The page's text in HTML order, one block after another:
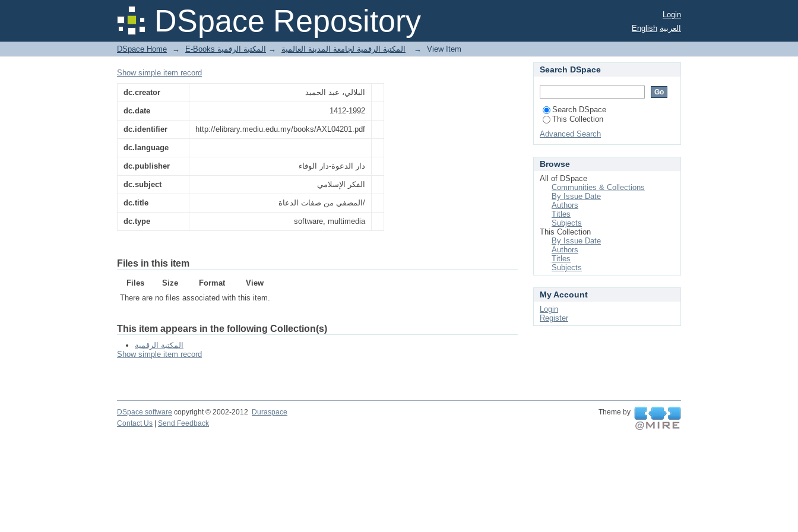
DSpace Repository
Login
English العربية
DSpace Home → E-Books المكتبة الرقمية لجامعة المدينة العالمية → المكتبة الرقمية → View Item
Show simple item record
dc.creator البلالي، عبد الحميد
dc.date 1412-1992
dc.identifier http://elibrary.mediu.edu.my/books/AXL04201.pdf
dc.language
dc.publisher دار الدعوة-دار الوفاء
dc.subject الفكر الإسلامي
dc.title المصفي من صفات الدعاة/
dc.type software, multimedia
Files in this item
Files Size Format
View
There are no files associated with this item.
This item appears in the following Collection(s)
المكتبة الرقمية
Show simple item record
Search DSpace
Search DSpace
This Collection
Advanced Search
Browse
All of DSpace
Communities & Collections
By Issue Date
Authors
Titles
Subjects
This Collection
By Issue Date
Authors
Titles
Subjects
My Account
Login
Register
DSpace software copyright © 2002-2012 Duraspace
Theme by
Contact Us
Send Feedback